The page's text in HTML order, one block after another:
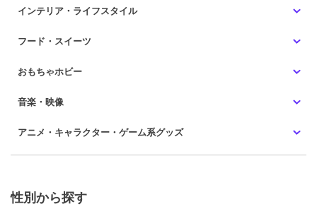
インテリア・ライフスタイル
フード・スイーツ
おもちゃホビー
音楽・映像
アニメ・キャラクター・ゲーム系グッズ
性別から探す